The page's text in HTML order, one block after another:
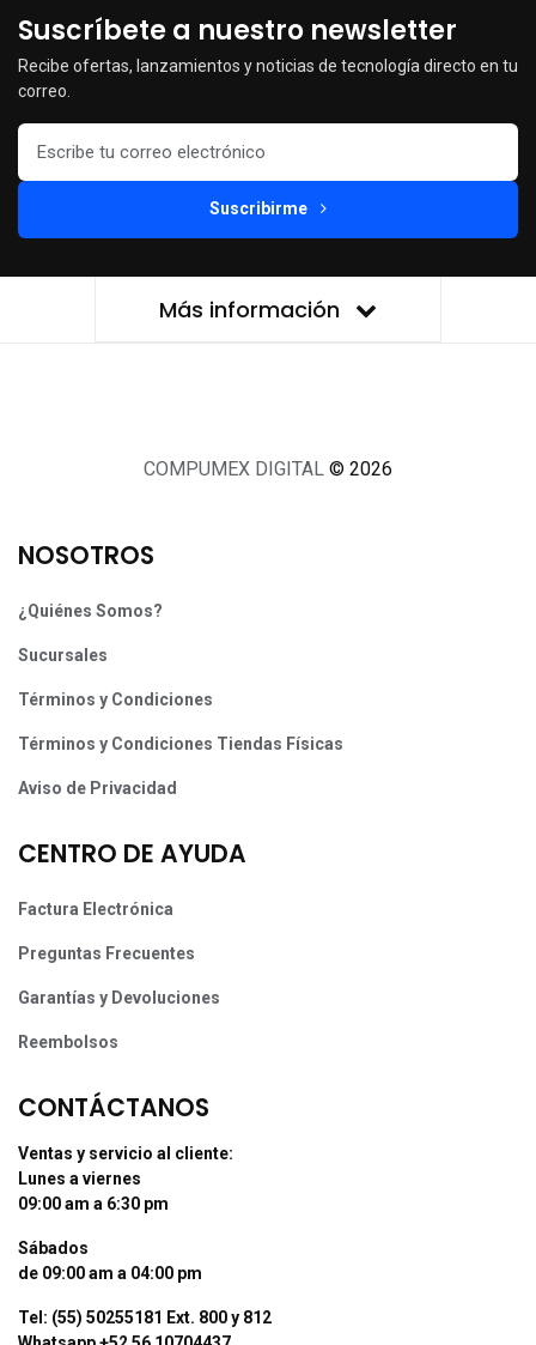
Suscríbete a nuestro newsletter
Más información
NOSOTROS
¿Quiénes Somos?
Sucursales
Términos y Condiciones
Términos y Condiciones Tiendas Físicas
CENTRO DE AYUDA
Factura Electrónica
Preguntas Frecuentes
Reembolsos